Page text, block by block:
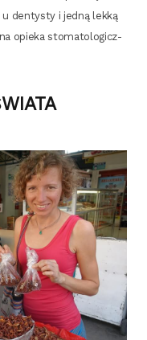
den­ty­sty i jed­ną lek­ką
opie­ka sto­ma­to­lo­gicz­